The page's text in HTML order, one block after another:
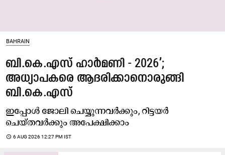
BAHRAIN
ബി.കെ.എസ് ഹാർമണി - 2026’;
അധ്യാപകരെ ആദരിക്കാനൊരുങ്ങി
ബി.കെ.എസ്
ഇപ്പോൾ ജോലി ചെയ്യുന്നവർക്കും, റിട്ടയർ
ചെയ്തവർക്കും അപേക്ഷിക്കാം
access_time 6 AUG 2026 12:27 PM IST